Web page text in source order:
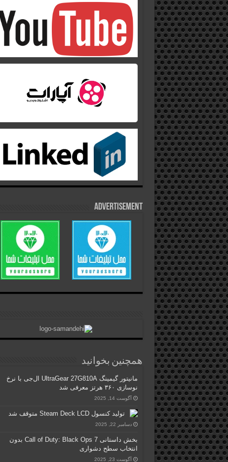
Advertisement
همچنین بخوانید
مانیتور گیمینگ UltraGear 27G810A ال‌جی با نرخ
نوسازی ۳۶۰ هرتز معرفی شد
آگوست 14, 2025
تولید کنسول Steam Deck LCD متوقف شد
دسامبر 22, 2025
بخش داستانی Call of Duty: Black Ops 7 بدون
انتخاب سطح دشواری
آگوست 23, 2025